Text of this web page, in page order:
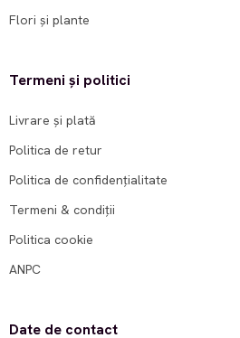
Flori și plante
Termeni și politici
Livrare și plată
Politica de retur
Politica de confidențialitate
Termeni & condiții
Politica cookie
ANPC
Date de contact